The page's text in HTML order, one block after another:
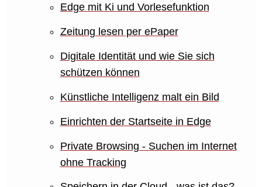
Edge mit Ki und Vorlesefunktion
Zeitung lesen per ePaper
Digitale Identität und wie Sie sich
schützen können
Künstliche Intelligenz malt ein Bild
Einrichten der Startseite in Edge
Private Browsing - Suchen im Internet
ohne Tracking